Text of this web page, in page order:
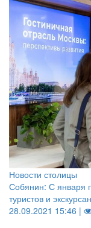
Новости столицы
Собянин: С января
туристов и
28.09.2021 15:46 |